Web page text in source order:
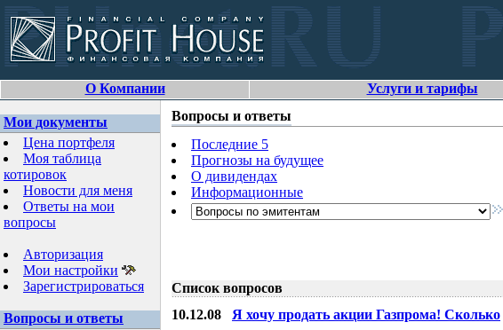
О Компании
Услуги и тарифы
Мои документы
Цена портфеля
Моя таблица
котировок
Новости для меня
Ответы на мои
вопросы
Авторизация
Мои настройки
Зарегистрироваться
Вопросы и ответы
Вопросы и ответы
Последние 5
Прогнозы на будущее
О дивидендах
Информационные
Список вопросов
10.12.08 Я хочу продать акции Газпрома! Сколько